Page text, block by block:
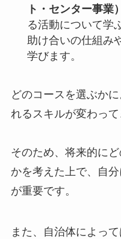
ト・センター事業）
る活動について学
助け合いの仕組み
学びます。
どのコースを選ぶか
れるスキルが変わって
そのため、将来的に
かを考えた上で、自
が重要です。
また、自治体によっ